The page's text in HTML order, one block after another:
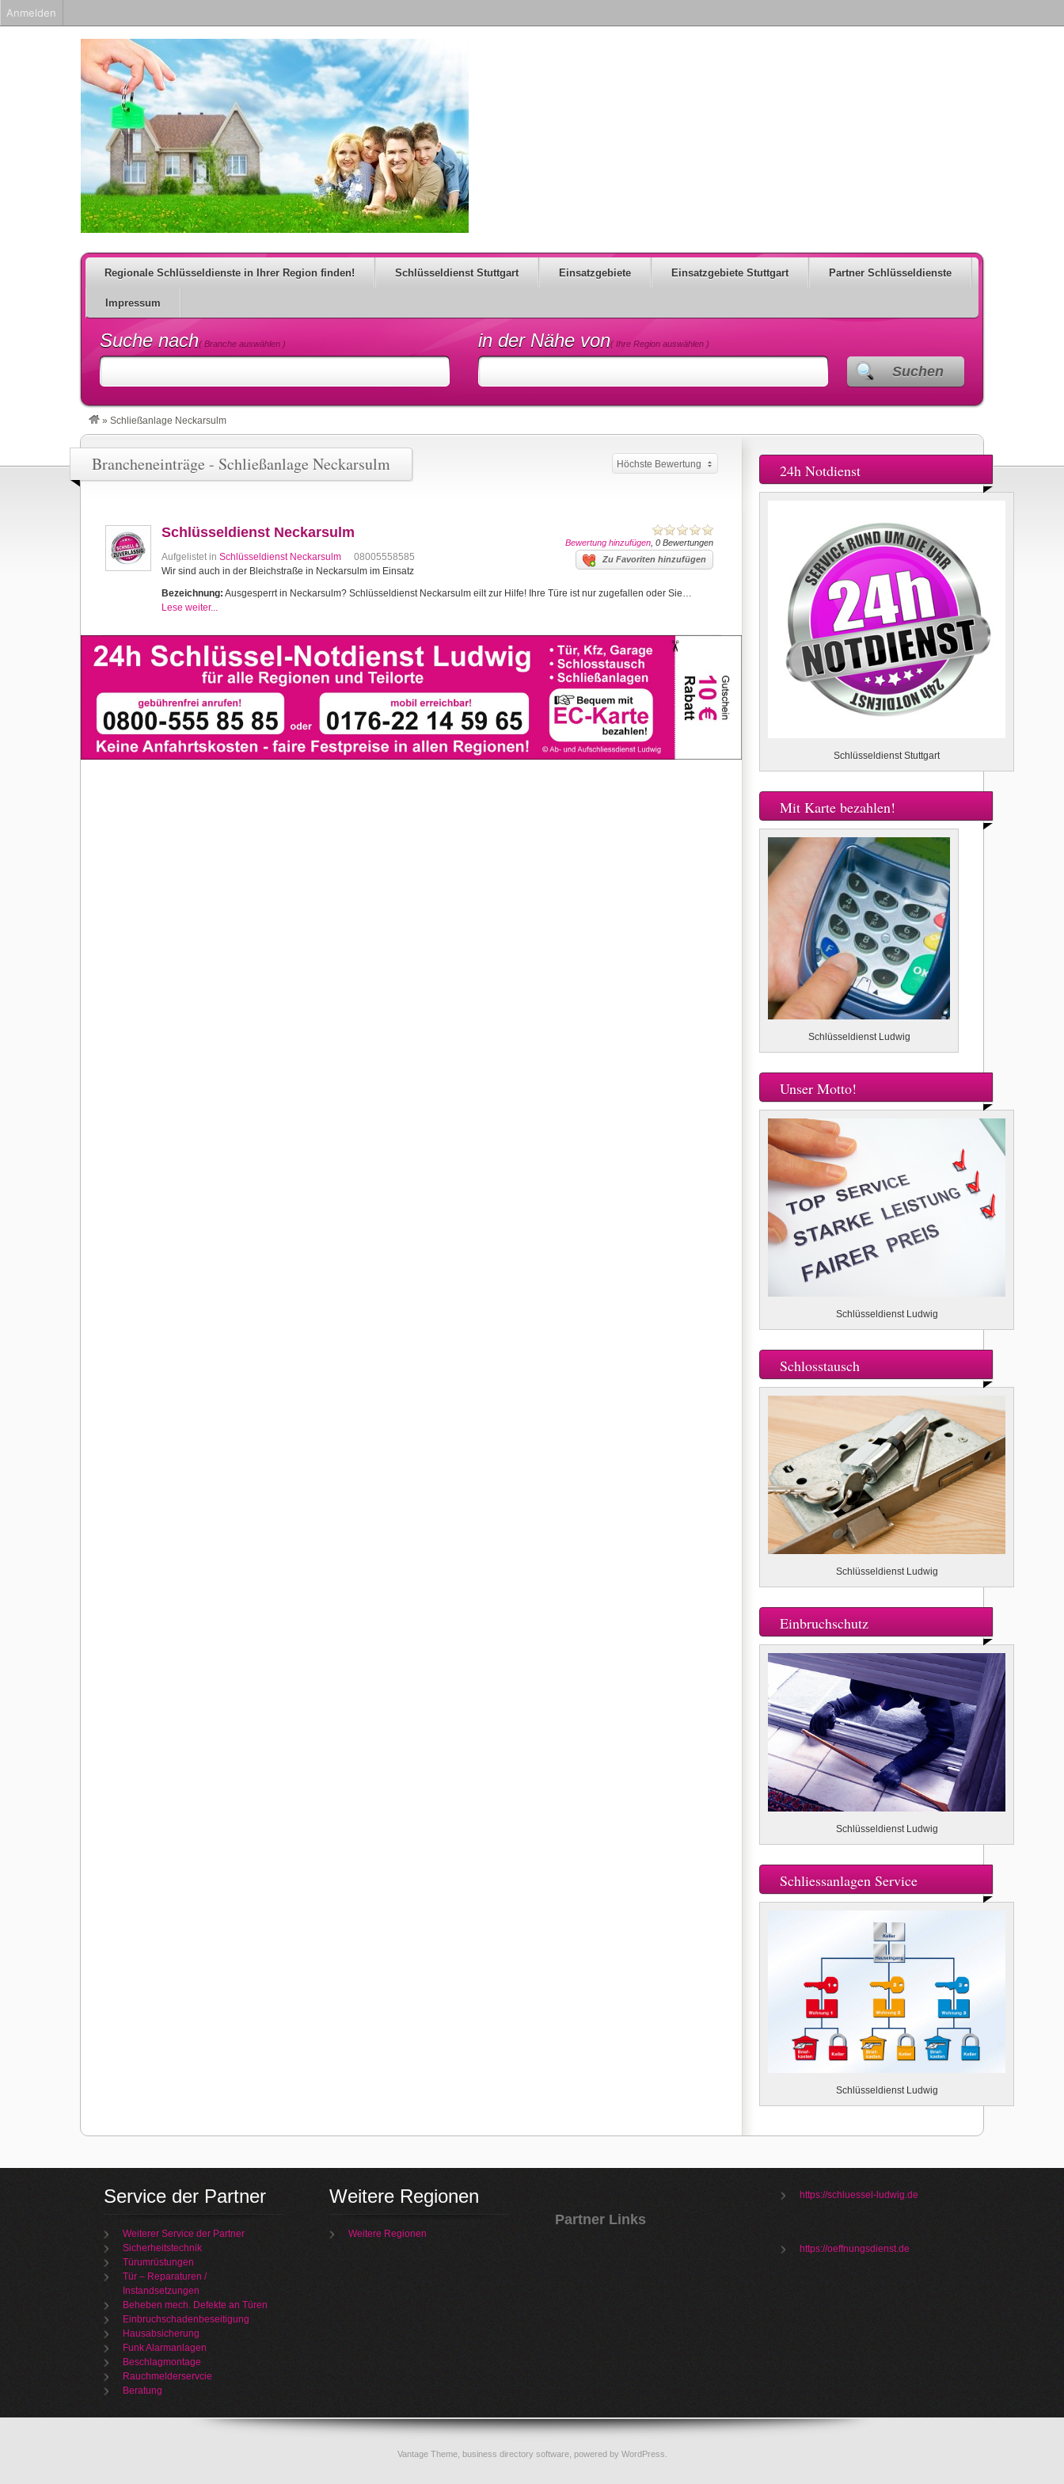
Regionale Schlüsseldienste in Ihrer Region finden! Schlüsseldienst Stuttgart Einsatzgebiete Einsatzgebiete Stuttgart Partner Schlüsseldienste
Impressum
Suche nach( Branche auswählen ) in der Nähe von( Ihre Region auswählen )
Suchen
» Schließanlage Neckarsulm
Brancheneinträge - Schließanlage Neckarsulm Höchste Bewertung
Bewertung hinzufügen , 0 Bewertungen
Schlüsseldienst Neckarsulm
Aufgelistet in Schlüsseldienst Neckarsulm Zu Favoriten hinzufügen
08005558585
Wir sind auch in der Bleichstraße in Neckarsulm im Einsatz
Bezeichnung: Ausgesperrt in Neckarsulm? Schlüsseldienst Neckarsulm eilt zur Hilfe! Ihre Türe ist nur zugefallen oder Sie…
Lese weiter...
24h Notdienst
Schlüsseldienst Stuttgart
Mit Karte bezahlen!
Schlüsseldienst Ludwig
Unser Motto!
Schlüsseldienst Ludwig
Schlosstausch
Schlüsseldienst Ludwig
Einbruchschutz
Schlüsseldienst Ludwig
Schliessanlagen Service
Schlüsseldienst Ludwig
Service der Partner
Weiterer Service der Partner
Sicherheitstechnik
Türumrüstungen
Tür – Reparaturen /
Instandsetzungen
Beheben mech. Defekte an Türen
Einbruchschadenbeseitigung
Hausabsicherung
Funk Alarmanlagen
Beschlagmontage
Rauchmelderservcie
Beratung
Weitere Regionen
Weitere Regionen
Partner Links
https://schluessel-ludwig.de
https://oeffnungsdienst.de
Vantage Theme, business directory software, powered by WordPress
Anmelden